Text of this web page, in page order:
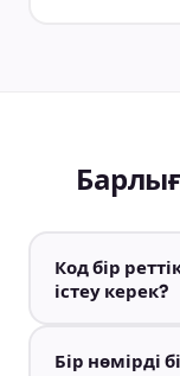
Код бір
істеу керек?
Бір нөмірді